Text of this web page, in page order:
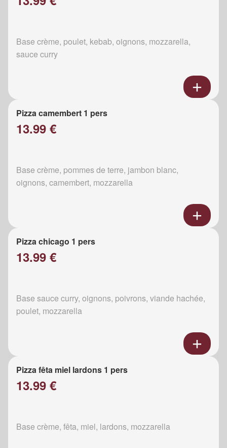
Base crème, poulet, kebab, oignons, mozzarella,
sauce curry
Pizza camembert 1 pers
13.99 €
Base crème, pommes de terre, jambon blanc,
oignons, camembert, mozzarella
Pizza chicago 1 pers
13.99 €
Base sauce curry, oignons, poivrons, viande hachée,
poulet, mozzarella
Pizza fêta miel lardons 1 pers
13.99 €
Base crème, fêta, miel, lardons, mozzarella